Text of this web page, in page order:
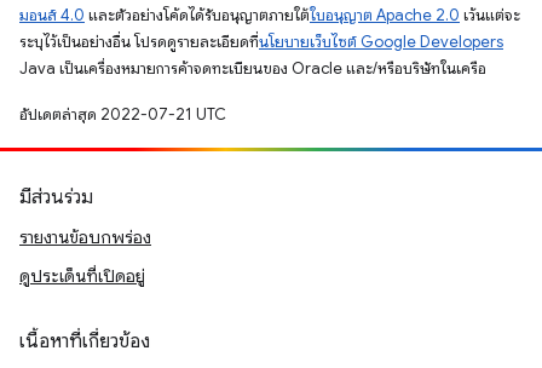
มอนส์ 4.0 และตัวอย่างโค้ดได้รับอนุญาตภายใต้ใบอนุญาต Apache 2.0 เว้นแต่จะ
ระบุไว้เป็นอย่างอื่น โปรดดูรายละเอียดที่นโยบายเว็บไซต์ Google Developers
Java เป็นเครื่องหมายการค้าจดทะเบียนของ Oracle และ/หรือบริษัทในเครือ
อัปเดตล่าสุด 2022-07-21 UTC
มีส่วนร่วม
รายงานข้อบกพร่อง
ดูประเด็นที่เปิดอยู่
เนื้อหาที่เกี่ยวข้อง